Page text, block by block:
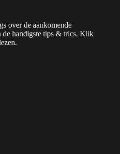
over de aankomende
de handigste tips & trics. Klik